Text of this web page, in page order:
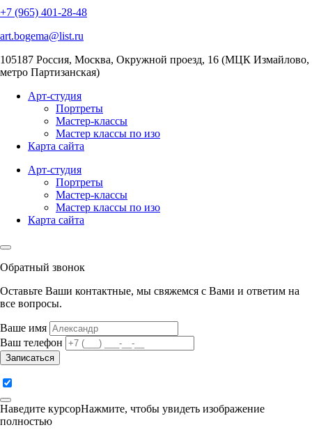
+7 (965) 401-28-48
art.bogema@list.ru
105187 Россия, Москва, Окружной проезд, 16 (МЦК Измайлово,
метро Партизанская)
Арт-студия
Портреты
Мастер-классы
Мастер классы по изо
Карта сайта
Арт-студия
Портреты
Мастер-классы
Мастер классы по изо
Карта сайта
Обратный звонок
Оставьте Ваши контактные, мы свяжемся с Вами и ответим на
все вопросы.
Ваше имя
Ваш телефон
Записаться
Наведите курсорНажмите, чтобы увидеть изображение
полностью